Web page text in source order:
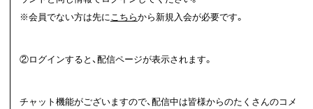
※会員でない方は先にこちらから新規入会が必要です。
②ログインすると、配信ページが表示されます。
チャット機能がございますので、配信中は皆様からのたくさんのコメ